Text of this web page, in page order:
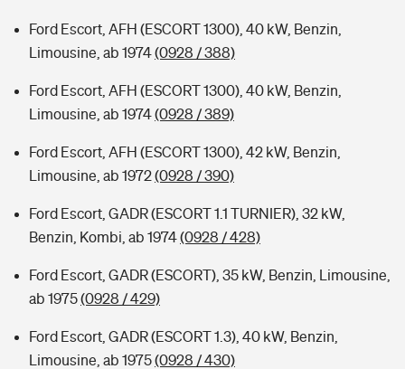
Ford Escort, AFH (ESCORT 1300), 40 kW, Benzin,
Limousine, ab 1974(0928 / 388)
Ford Escort, AFH (ESCORT 1300), 40 kW, Benzin,
Limousine, ab 1974(0928 / 389)
Ford Escort, AFH (ESCORT 1300), 42 kW, Benzin,
Limousine, ab 1972(0928 / 390)
Ford Escort, GADR (ESCORT 1.1 TURNIER), 32 kW,
Benzin, Kombi, ab 1974(0928 / 428)
Ford Escort, GADR (ESCORT), 35 kW, Benzin, Limousine,
ab 1975(0928 / 429)
Ford Escort, GADR (ESCORT 1.3), 40 kW, Benzin,
Limousine, ab 1975(0928 / 430)